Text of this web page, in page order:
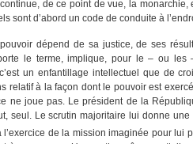
de ce point de vue, la
sont d’abord un code de conduite à
dépend de sa justice, de ses
le terme, implique, pour le – ou
un enfantillage intellectuel que de
relatif à la façon dont le pouvoir est
ne joue pas. Le président de la
seul. Le scrutin majoritaire lui donne
de la mission imaginée pour lui